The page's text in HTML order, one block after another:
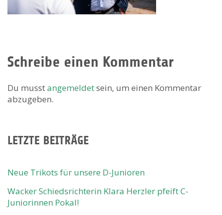
Schreibe einen Kommentar
Du musstangemeldetsein, um einen Kommentar
abzugeben.
LETZTE BEITRÄGE
Neue Trikots für unsere D-Junioren
Wacker Schiedsrichterin Klara Herzler pfeift C-
Juniorinnen Pokal!